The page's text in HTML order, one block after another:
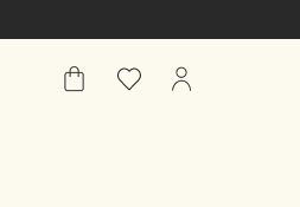
הפרופיל
מועדפים
שֶׁלִי